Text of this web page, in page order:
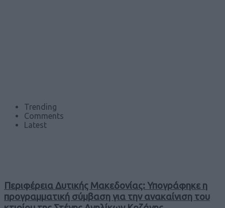
Trending
Comments
Latest
Περιφέρεια Δυτικής Μακεδονίας: Υπογράφηκε η
προγραμματική σύμβαση για την ανακαίνιση του